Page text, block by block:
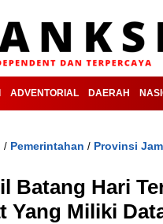
ADVENTORIAL DAERAH
/ Pemerintahan / Provinsi
Batang Hari
Yang Miliki